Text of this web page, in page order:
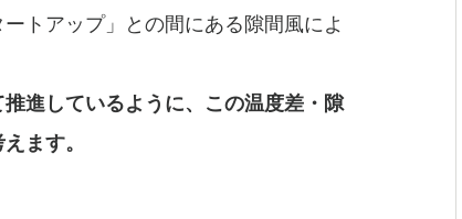
トアップ」との間にある隙間風によ
進しているように、この温度差・隙
ます。